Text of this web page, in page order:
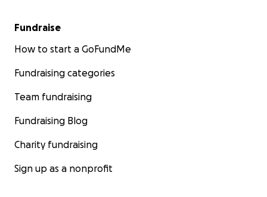
Fundraise
How to start a GoFundMe
Fundraising categories
Team fundraising
Fundraising Blog
Charity fundraising
Sign up as a nonprofit